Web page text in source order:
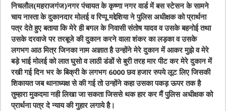
निचलौल(महराजगंज)नगर पंचायत के कृष्णा नगर वार्ड में बस स्टेसन के सामने
चाय नास्ता के दुकानदार मोलई व रिप्पू मद्देशिया ने पुलिस अधीक्षक को प्रार्थना
पत्र देते हुए बताया कि मेरे ही बगल के निवासी संतोष यादव व उसके बहनोई तथा
उसके दरवाजे पर तरबूजे की दुकान करने वाला शंकर का लड़का व उसके
लगभग आठ मित्र जिनका नाम अज्ञात है उन्होंने मेरे दुकान में आकर मुझे व मेरे
बड़े भाई मोलई को लात घुसो व लाठी डंडों से बुरी तरह मार पीट कर मेरे दुकान में
रखी गई दिन भर के बिक्री के लगभग 6000 छव हजार रुपये लूट लिए जिसकी
शिकायत जब थानाध्यक्ष से की गई तो उन्होंने कहा उसका पकड़ ऊपर तक है
तुम्हारा मुकदमा नही लिखा जा सकता जिससे थक हार कर मैं पुलिस अधीक्षक को
प्रार्थना पत्र दे न्याय की गुहार लगाये है।